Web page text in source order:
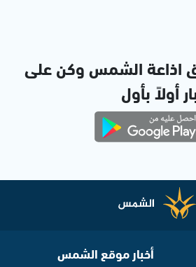
اذاعة الشمس وكن على
أولاً بأول
أخبار موقع الشمس